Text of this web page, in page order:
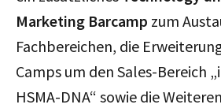
Marketing Barcamp zum
Fachbereichen, die
Camps um den Sales-Bereich
HSMA-DNA“ sowie die